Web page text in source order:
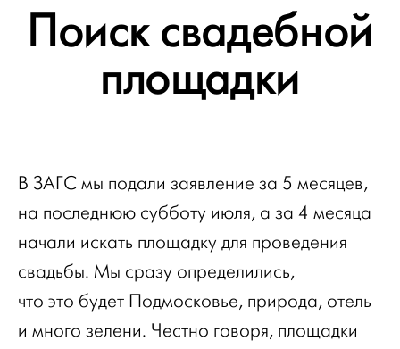
Поиск свадебной
площадки
В ЗАГС мы подали заявление за 5 месяцев,
на последнюю субботу июля, а за 4 месяца
начали искать площадку для проведения
свадьбы. Мы сразу определились,
что это будет Подмосковье, природа, отель
и много зелени. Честно говоря, площадки